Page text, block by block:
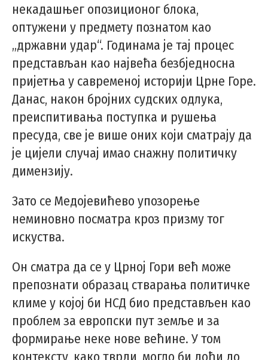
некадашњег опозиционог блока,
оптужени у предмету познатом као
„државни удар“. Годинама је тај процес
представљан као највећа безбједносна
пријетња у савременој историји Црне Горе.
Данас, након бројних судских одлука,
преиспитивања поступка и рушења
пресуда, све је више оних који сматрају да
је цијели случај имао снажну политичку
димензију.
Зато се Медојевићево упозорење
неминовно посматра кроз призму тог
искуства.
Он сматра да се у Црној Гори већ може
препознати образац стварања политичке
климе у којој би НСД био представљен као
проблем за европски пут земље и за
формирање неке нове већине. У том
контексту, како тврди, могло би доћи до